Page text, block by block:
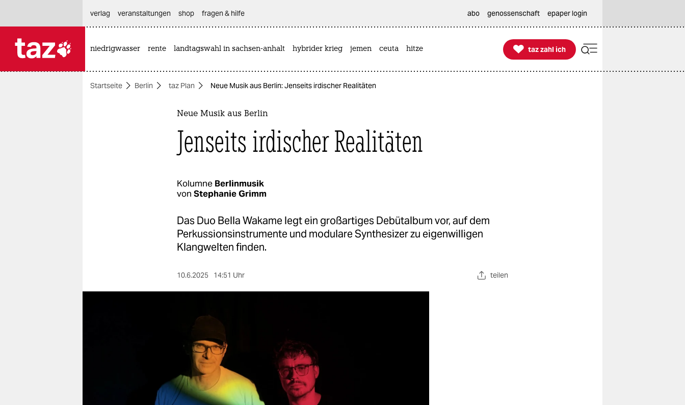
themen
verlag
veranstaltungen shop fragen & hilfe abo genossenschaft epaper login
niedrigwasser rente landtagswahl in sachsen-anhalt hybrider krieg jemen ceuta hitze 
taz zahl ich
taz zahl ich
Startseite Berlin taz Plan Neue Musik aus Berlin: Jenseits irdischer Realitäten
Neue Musik aus Berlin
Jenseits irdischer Realitäten
Kolumne Berlinmusik
von Stephanie Grimm
Das Duo Bella Wakame legt ein großartiges Debütalbum vor, auf dem
Perkussionsinstrumente und modulare Synthesizer zu eigenwilligen
Klangwelten finden.
10.6.2025 14:51 Uhr teilen